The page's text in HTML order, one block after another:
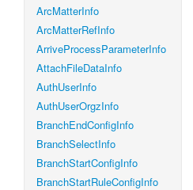
ArcMatterInfo
ArcMatterRefInfo
ArriveProcessParameterInfo
AttachFileDataInfo
AuthUserInfo
AuthUserOrgzInfo
BranchEndConfigInfo
BranchSelectInfo
BranchStartConfigInfo
BranchStartRuleConfigInfo